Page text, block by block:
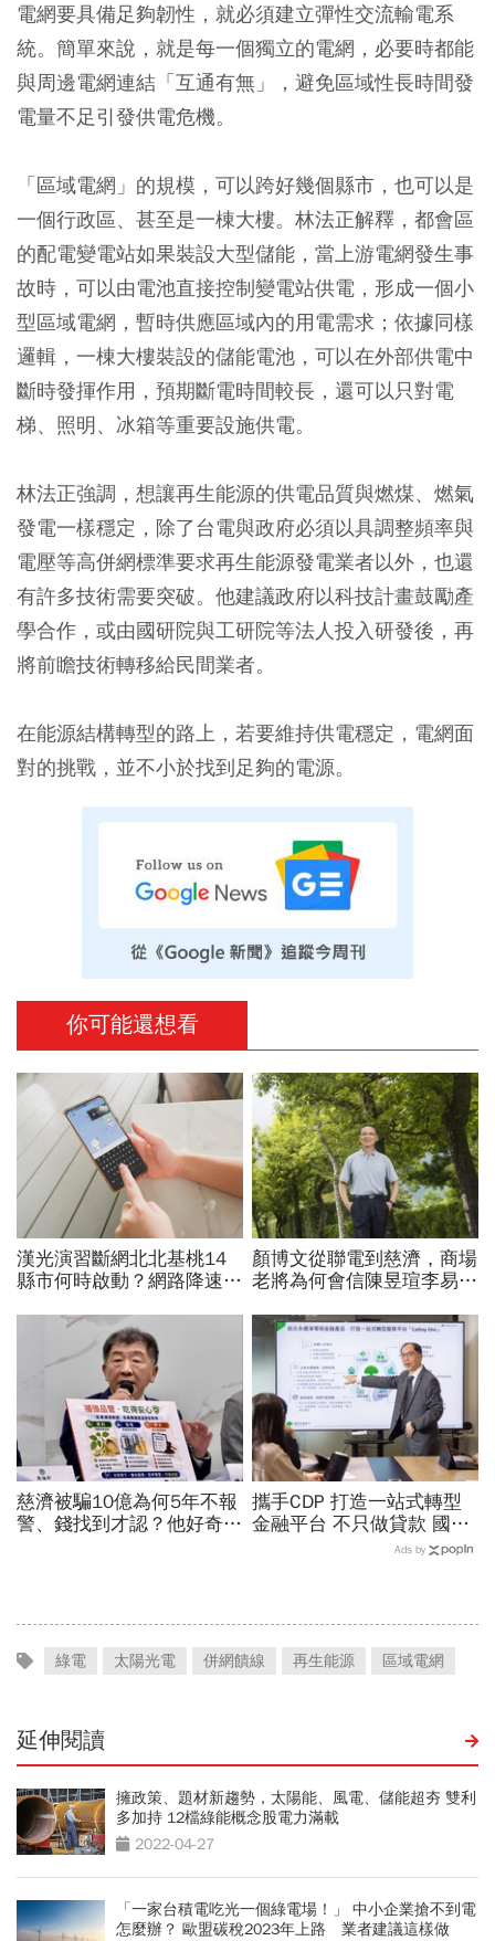
電網要具備足夠韌性，就必須建立彈性交流輸電系
統。簡單來說，就是每一個獨立的電網，必要時都能
與周邊電網連結「互通有無」，避免區域性長時間發
電量不足引發供電危機。
「區域電網」的規模，可以跨好幾個縣市，也可以是
一個行政區、甚至是一棟大樓。林法正解釋，都會區
的配電變電站如果裝設大型儲能，當上游電網發生事
故時，可以由電池直接控制變電站供電，形成一個小
型區域電網，暫時供應區域內的用電需求；依據同樣
邏輯，一棟大樓裝設的儲能電池，可以在外部供電中
斷時發揮作用，預期斷電時間較長，還可以只對電
梯、照明、冰箱等重要設施供電。
林法正強調，想讓再生能源的供電品質與燃煤、燃氣
發電一樣穩定，除了台電與政府必須以具調整頻率與
電壓等高併網標準要求再生能源發電業者以外，也還
有許多技術需要突破。他建議政府以科技計畫鼓勵產
學合作，或由國研院與工研院等法人投入研發後，再
將前瞻技術轉移給民間業者。
在能源結構轉型的路上，若要維持供電穩定，電網面
對的挑戰，並不小於找到足夠的電源。
你可能還想看
漢光演習斷網北北基桃14
縣市何時啟動？網路降速股
範圍時間…城鎮韌性演習懶
顏博文從聯電到慈濟，商場
老將為何會信陳昱瑄李易
聲：將捍衛信眾捐款、蔡英
文也說話
慈濟被騙10億為何5年不報
警、錢找到才認？他好奇：
攜手CDP 打造一站式轉型
金融平台 不只做貸款 國泰
世華化身減碳顧問Ads by
綠電 太陽光電 併網饋線 再生能源 區域電網
延伸閱讀
擁政策、題材新趨勢，太陽能、風電、儲能超夯 雙利
多加持 12檔綠能概念股電力滿載
2022-04-27
「一家台積電吃光一個綠電場！」 中小企業搶不到電
怎麼辦？ 歐盟碳稅2023年上路 業者建議這樣做